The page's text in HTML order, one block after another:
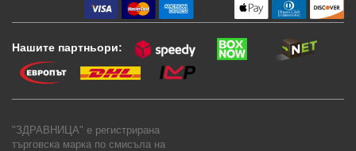
Нашите партньори:
"ЗДРАВНИЦА" е регистрирана
търговска марка по смисъла на